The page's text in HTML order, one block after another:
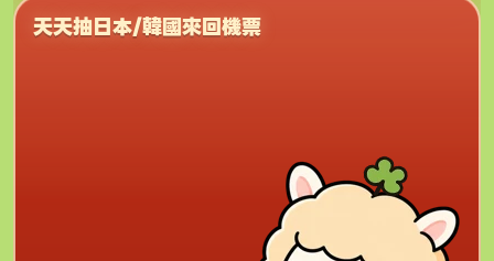
天天抽日本/韓國來回機票